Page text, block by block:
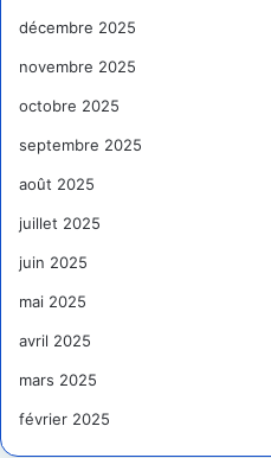
décembre 2025
novembre 2025
octobre 2025
septembre 2025
août 2025
juillet 2025
juin 2025
mai 2025
avril 2025
mars 2025
février 2025